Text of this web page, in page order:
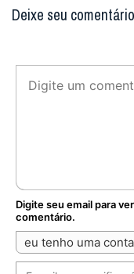
Deixe seu comentário
Digite seu email para
comentário.
eu tenho uma conta